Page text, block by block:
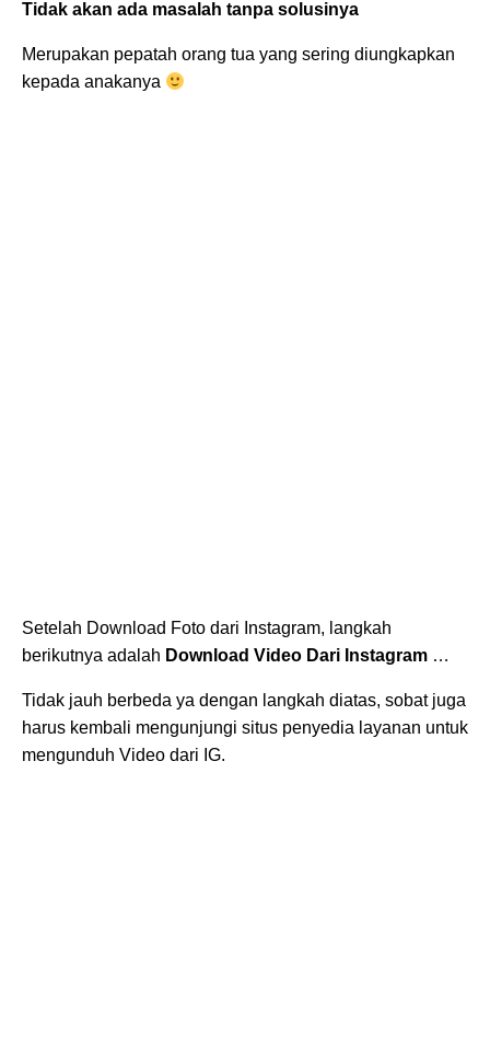
Tidak akan ada masalah tanpa solusinya
Merupakan pepatah orang tua yang sering diungkapkan
kepada anakanya
Setelah Download Foto dari Instagram, langkah
berikutnya adalah Download Video Dari Instagram …
Tidak jauh berbeda ya dengan langkah diatas, sobat juga
harus kembali mengunjungi situs penyedia layanan untuk
mengunduh Video dari IG.